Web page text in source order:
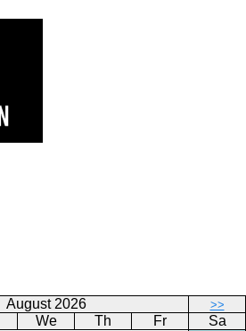
August 2026 >>
We Th Fr
Sa